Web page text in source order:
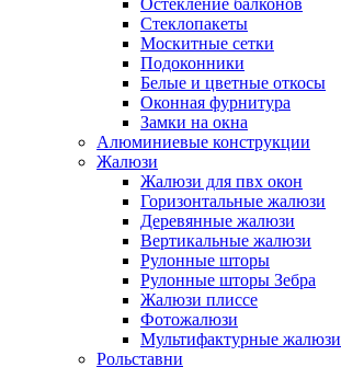
Остекление балконов
Стеклопакеты
Москитные сетки
Подоконники
Белые и цветные откосы
Оконная фурнитура
Замки на окна
Алюминиевые конструкции
Жалюзи
Жалюзи для пвх окон
Горизонтальные жалюзи
Деревянные жалюзи
Вертикальные жалюзи
Рулонные шторы
Рулонные шторы Зебра
Жалюзи плиссе
Фотожалюзи
Мультифактурные жалюзи
Рольставни